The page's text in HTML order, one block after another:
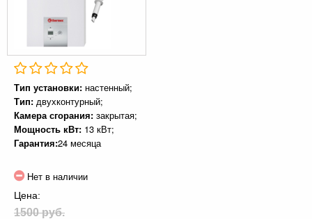
Тип установки: настенный;
Тип: двухконтурный;
Камера сгорания: закрытая;
Мощность кВт: 13 кВт;
Гарантия:24 месяца
Нет в наличии
Цена:
1500 руб.